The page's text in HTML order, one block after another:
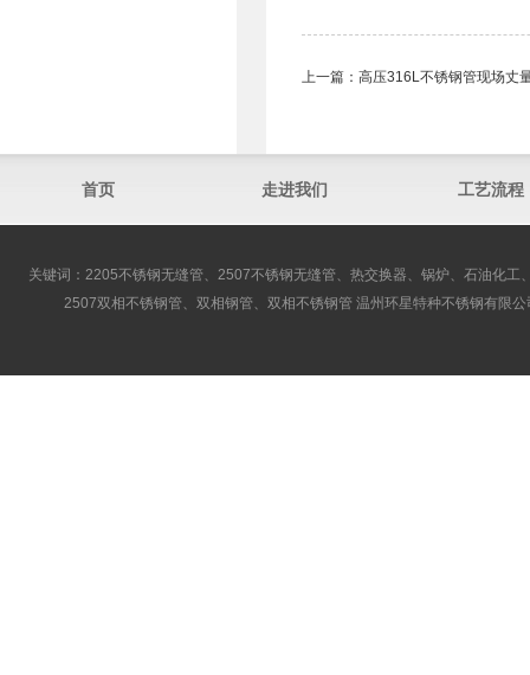
上一篇： 高压316L不锈钢管现场丈
首页 走进我们 工艺流程
关键词：2205不锈钢无缝管、2507不锈钢无缝管、热交换器、锅炉、石油化
2507双相不锈钢管、双相钢管、双相不锈钢管 温州环星特种不锈钢有限